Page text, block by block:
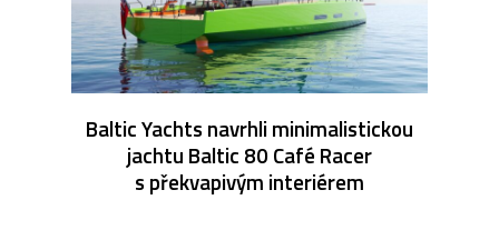
Baltic Yachts navrhli minimalistickou
jachtu Baltic 80 Café Racer
s překvapivým interiérem